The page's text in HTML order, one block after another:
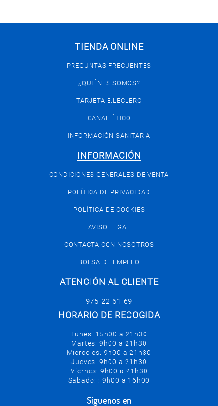
TIENDA ONLINE
PREGUNTAS FRECUENTES
¿QUIÉNES SOMOS?
TARJETA E.LECLERC
CANAL ÉTICO
INFORMACIÓN SANITARIA
INFORMACIÓN
CONDICIONES GENERALES DE VENTA
POLÍTICA DE PRIVACIDAD
POLÍTICA DE COOKIES
AVISO LEGAL
CONTACTA CON NOSOTROS
BOLSA DE EMPLEO
ATENCIÓN AL CLIENTE
975 22 61 69
HORARIO DE RECOGIDA
Lunes: 15h00 a 21h30
Martes: 9h00 a 21h30
Miercoles: 9h00 a 21h30
Jueves: 9h00 a 21h30
Viernes: 9h00 a 21h30
Sabado: : 9h00 a 16h00
Síguenos en